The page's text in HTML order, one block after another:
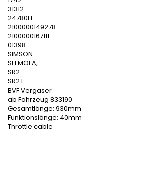
31312
‎24780H
2100000149278
2100000167111
01398
SIMSON
SL1 MOFA,
SR2
SR2 E
BVF Vergaser
ab Fahrzeug 833190
Gesamtlänge: 930mm
Funktionslänge: 40mm
Throttle cable